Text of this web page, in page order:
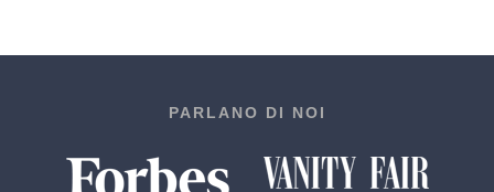
PARLANO DI NOI